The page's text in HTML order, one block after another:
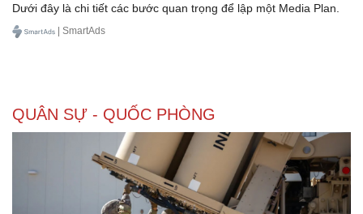
Dưới đây là chi tiết các bước quan trọng để lập một Media Plan.
| SmartAds
QUÂN SỰ - QUỐC PHÒNG